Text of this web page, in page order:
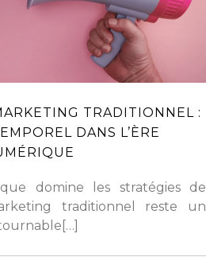
TRADITIONNEL :
DANS L’ÈRE
domine les stratégies de
traditionnel reste un